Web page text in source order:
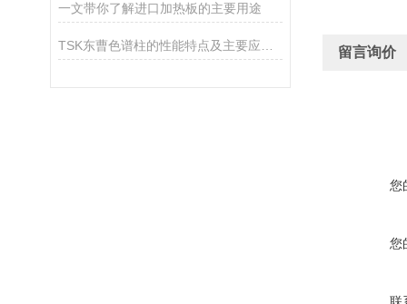
一文带你了解进口加热板的主要用途
留言询价
您
您